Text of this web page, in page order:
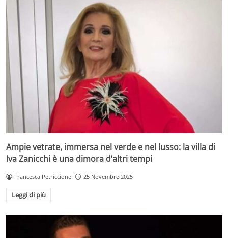
Ampie vetrate, immersa nel verde e nel lusso: la villa di
Iva Zanicchi è una dimora d’altri tempi
Francesca Petriccione 25 Novembre 2025
Leggi di più